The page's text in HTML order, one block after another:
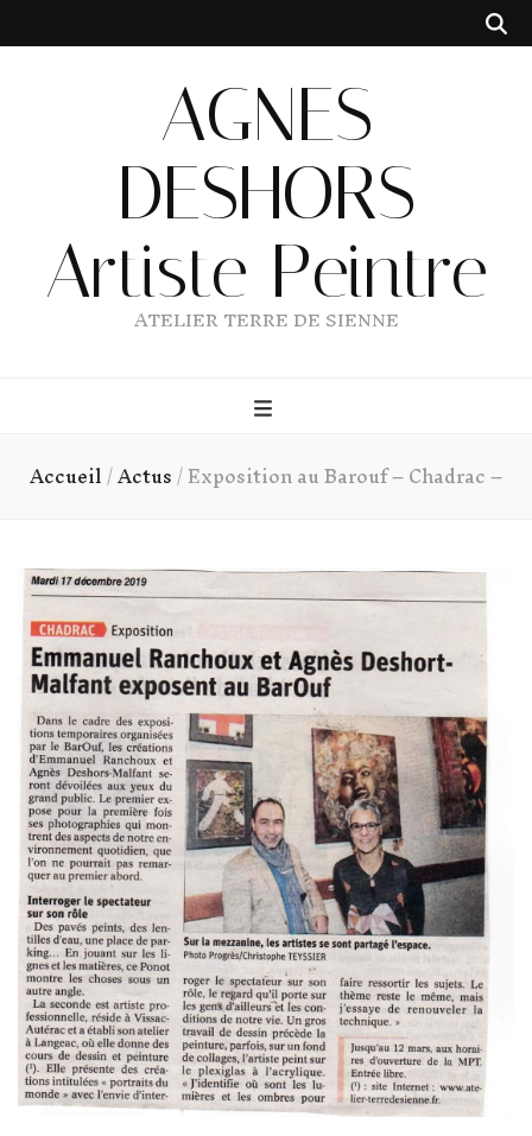
AGNES
DESHORS
Artiste Peintre
ATELIER TERRE DE SIENNE
Accueil/Actus/Exposition au Barouf – Chadrac –